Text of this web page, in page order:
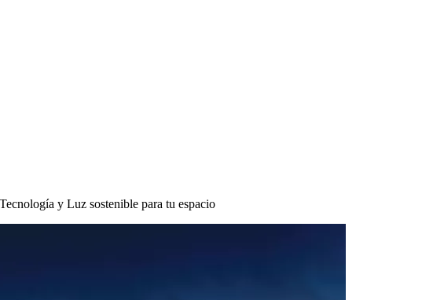
y Luz sostenible para tu espacio